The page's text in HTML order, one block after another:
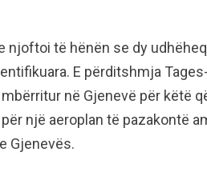
njoftoi të hënën se dy
E përditshmja
në Gjenevë për këtë
një aeroplan të pazakontë
Gjenevës.